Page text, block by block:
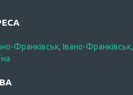
Франківськ, Івано-Франківськ,